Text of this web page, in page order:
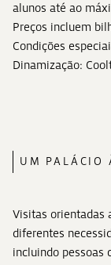
alunos até ao
Preços incluem
Condições
Dinamização:
UM PALÁCIO
Visitas orientadas
diferentes
incluindo pessoas